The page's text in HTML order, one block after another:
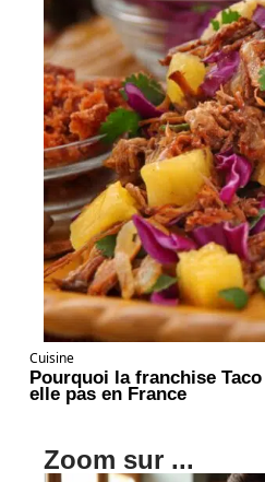
Cuisine
Pourquoi la franchise
elle pas en France
Zoom sur ...